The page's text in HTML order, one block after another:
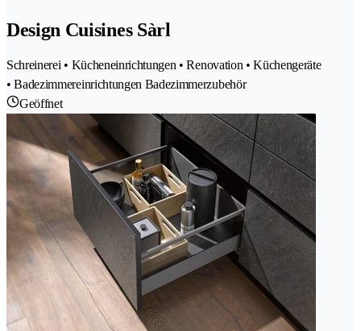
Design Cuisines Sàrl
Schreinerei • Kücheneinrichtungen • Renovation • Küchengeräte
• Badezimmereinrichtungen Badezimmerzubehör
Geöffnet